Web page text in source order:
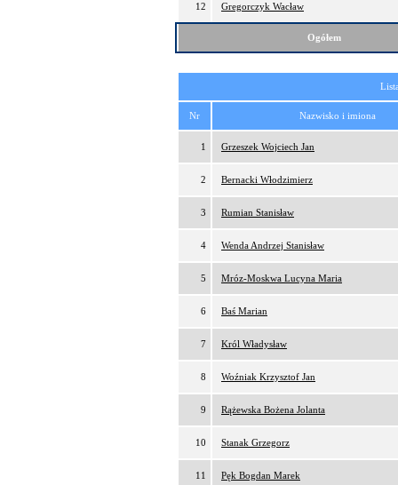
12 Gregorczyk Wacław
Ogółem
Nr Nazwisko i imiona
1 Grzeszek Wojciech Jan
2 Bernacki Włodzimierz
3 Rumian Stanisław
4 Wenda Andrzej Stanisław
5 Mróz-Moskwa Lucyna Maria
6 Baś Marian
7 Król Władysław
8 Woźniak Krzysztof Jan
9 Rążewska Bożena Jolanta
10 Stanak Grzegorz
11 Pęk Bogdan Marek